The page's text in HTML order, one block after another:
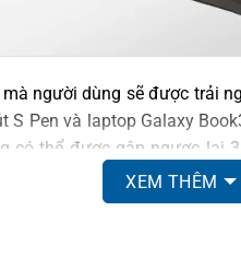
người dùng sẽ được trải
S Pen và laptop Galaxy
có thể được gập ngược lại
máy tính bảng cực kỳ dễ
XEM THÊM